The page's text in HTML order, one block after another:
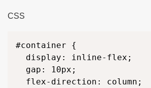
CSS
#container {
  display: inline-flex;
  gap: 10px;
  flex-direction: column;